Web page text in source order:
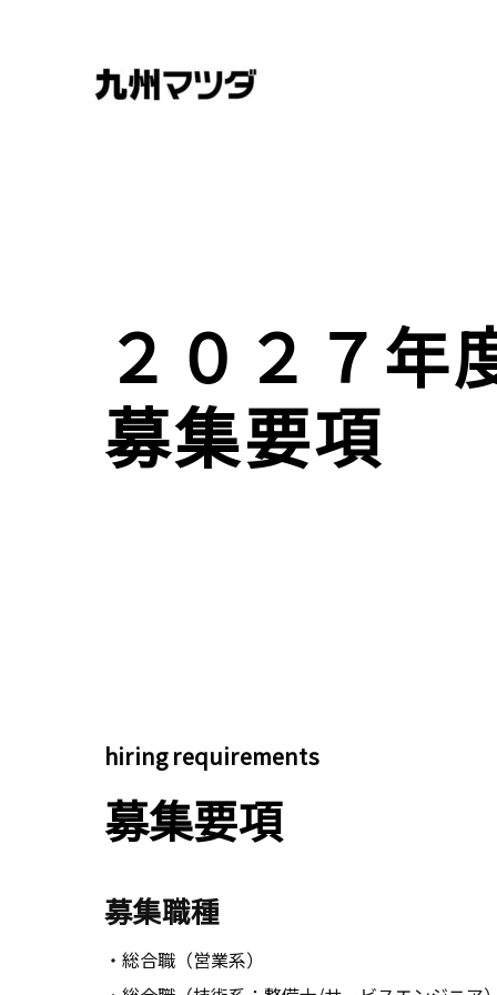
２０２７年
募集要項
hiring requirements
募集要項
募集職種
・総合職（営業系）